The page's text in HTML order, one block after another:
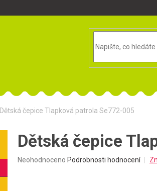
Dětská čepice Tlapková patrola Se772-005
Dětská čepice
Průměrné
Neohodnoceno Podrobnosti hodnocení